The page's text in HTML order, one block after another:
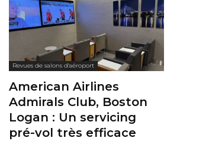
Revues de salons d'aéroport
American Airlines
Admirals Club, Boston
Logan : Un servicing
pré-vol très efficace